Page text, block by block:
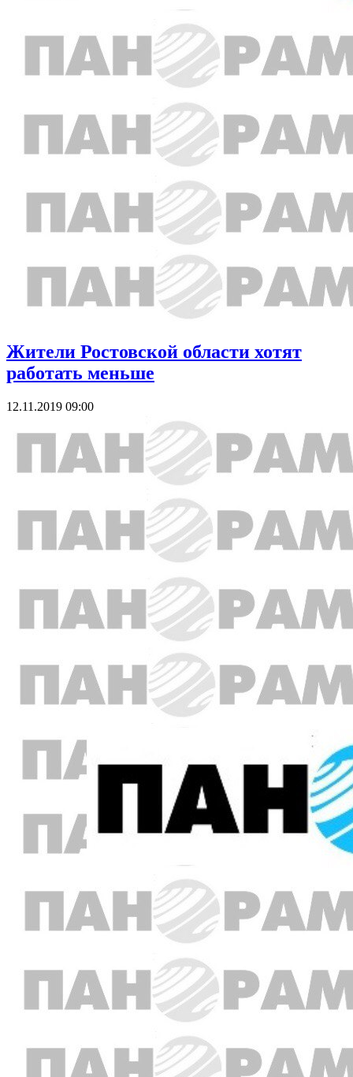
Жители Ростовской области хотят
работать меньше
12.11.2019 09:00